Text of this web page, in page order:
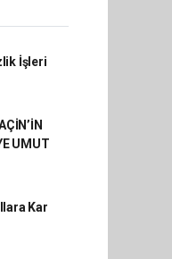
İşleri
UMUT
Kar